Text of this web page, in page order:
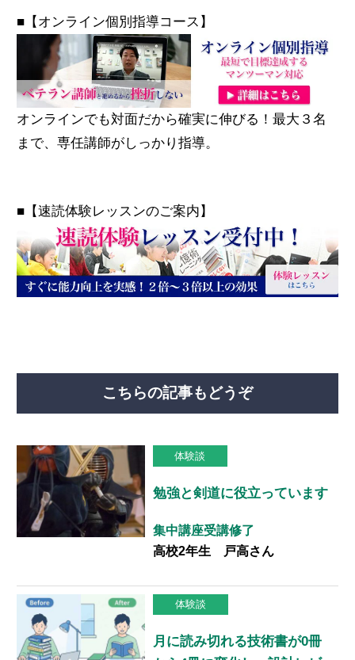
■【オンライン個別指導コース】
オンラインでも対面だから確実に伸びる！最大３名
まで、専任講師がしっかり指導。
■【速読体験レッスンのご案内】
こちらの記事もどうぞ
体験談
勉強と剣道に役立っています
集中講座受講修了
高校2年生 戸高さん
体験談
月に読み切れる技術書が0冊